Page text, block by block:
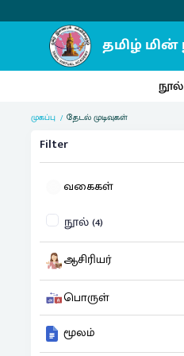
நூல்
முகப்பு தேடல் முடிவுகள்
Filter
வகைகள்
நூல் (4)
ஆசிரியர்
பொருள்
மூலம்